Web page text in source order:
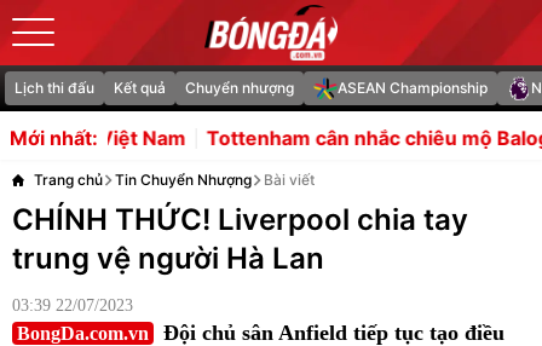
Lịch thi đấu Kết quả Chuyển nhượng ASEAN Championship
Mới nhất:
Tottenham cân nhắc chiêu mộ Balogun 5 điểm nhấn
Trang chủ Tin Chuyển Nhượng Bài viết
CHÍNH THỨC! Liverpool chia tay
trung vệ người Hà Lan
03:39 22/07/2023
BongDa.com.vn
Đội chủ sân Anfield tiếp tục tạo điều